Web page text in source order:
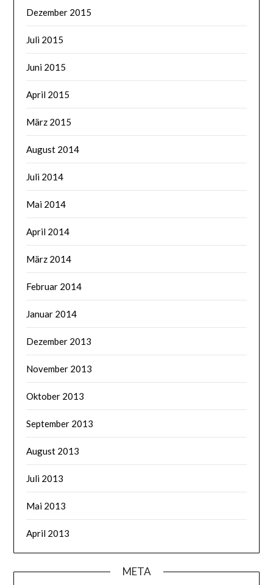
Dezember 2015
Juli 2015
Juni 2015
April 2015
März 2015
August 2014
Juli 2014
Mai 2014
April 2014
März 2014
Februar 2014
Januar 2014
Dezember 2013
November 2013
Oktober 2013
September 2013
August 2013
Juli 2013
Mai 2013
April 2013
META